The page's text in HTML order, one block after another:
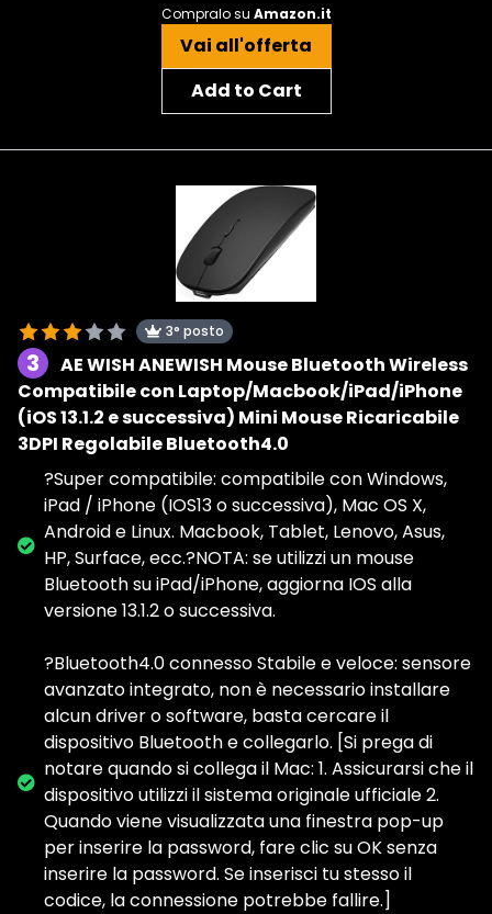
Compralo su Amazon.it
Vai all'offerta
Add to Cart
3° posto
3
AE WISH ANEWISH Mouse Bluetooth Wireless
Compatibile con Laptop/Macbook/iPad/iPhone
(iOS 13.1.2 e successiva) Mini Mouse Ricaricabile
3DPI Regolabile Bluetooth4.0
?Super compatibile: compatibile con Windows,
iPad / iPhone (IOS13 o successiva), Mac OS X,
Android e Linux. Macbook, Tablet, Lenovo, Asus,
HP, Surface, ecc.?NOTA: se utilizzi un mouse
Bluetooth su iPad/iPhone, aggiorna IOS alla
versione 13.1.2 o successiva.
?Bluetooth4.0 connesso Stabile e veloce: sensore
avanzato integrato, non è necessario installare
alcun driver o software, basta cercare il
dispositivo Bluetooth e collegarlo. [Si prega di
notare quando si collega il Mac: 1. Assicurarsi che il
dispositivo utilizzi il sistema originale ufficiale 2.
Quando viene visualizzata una finestra pop-up
per inserire la password, fare clic su OK senza
inserire la password. Se inserisci tu stesso il
codice, la connessione potrebbe fallire.]